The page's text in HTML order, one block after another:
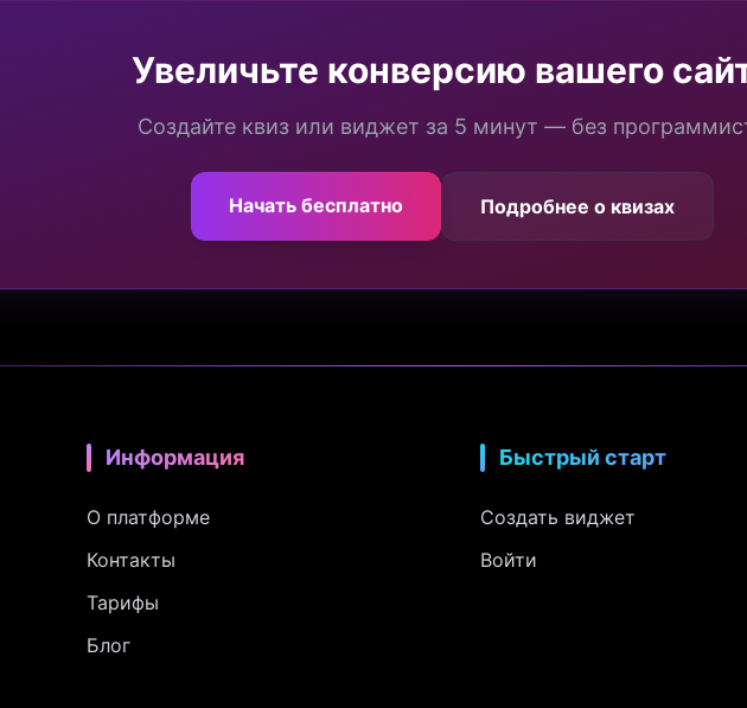
Увеличьте конверсию вашего
Создайте квиз или виджет за 5 минут — без
Начать бесплатно Подробнее о квизах
Информация
О платформе
Контакты
Тарифы
Блог
Быстрый старт
Создать виджет
Войти